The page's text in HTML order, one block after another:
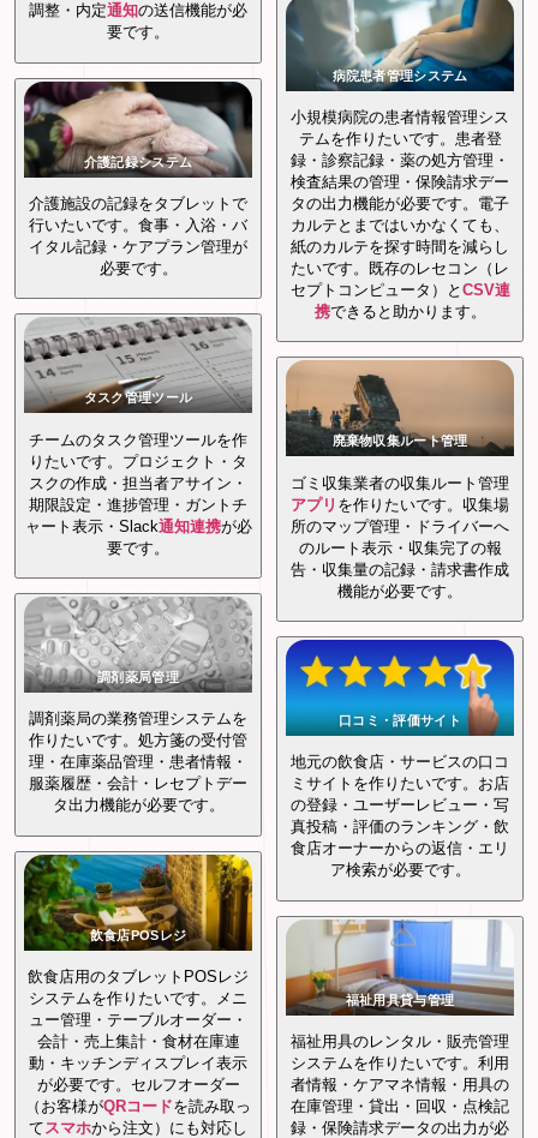
調整・内定通知の送信機能が必
要です。
介護記録システム
介護施設の記録をタブレットで
行いたいです。食事・入浴・バ
イタル記録・ケアプラン管理が
必要です。
タスク管理ツール
チームのタスク管理ツールを作
りたいです。プロジェクト・タ
スクの作成・担当者アサイン・
期限設定・進捗管理・ガントチ
ャート表示・Slack通知連携が必
要です。
調剤薬局管理
調剤薬局の業務管理システムを
作りたいです。処方箋の受付管
理・在庫薬品管理・患者情報・
服薬履歴・会計・レセプトデー
タ出力機能が必要です。
飲食店POSレジ
飲食店用のタブレットPOSレジ
システムを作りたいです。メニ
ュー管理・テーブルオーダー・
会計・売上集計・食材在庫連
動・キッチンディスプレイ表示
が必要です。セルフオーダー
（お客様がQRコードを読み取っ
て スマホから注文）にも対応し
病院患者管理システム
小規模病院の患者情報管理シス
テムを作りたいです。患者登
録・診察記録・薬の処方管理・
検査結果の管理・保険請求デー
タの出力機能が必要です。電子
カルテとまではいかなくても、
紙のカルテを探す時間を減らし
たいです。既存のレセコン（レ
セプトコンピュータ）と CSV連
携できると助かります。
廃棄物収集ルート管理
ゴミ収集業者の収集ルート管理
アプリ を作りたいです。収集場
所のマップ管理・ドライバーへ
のルート表示・収集完了の報
告・収集量の記録・請求書作成
機能が必要です。
口コミ・評価サイト
地元の飲食店・サービスの口コ
ミサイトを作りたいです。お店
の登録・ユーザーレビュー・写
真投稿・評価のランキング・飲
食店オーナーからの返信・エリ
ア検索が必要です。
福祉用具貸与管理
福祉用具のレンタル・販売管理
システムを作りたいです。利用
者情報・ケアマネ情報・用具の
在庫管理・貸出・回収・点検記
録・保険請求データの出力が必